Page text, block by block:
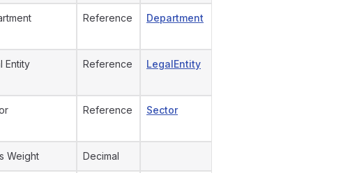
Reference Department
Entity Reference LegalEntity
Reference Sector
Weight Decimal